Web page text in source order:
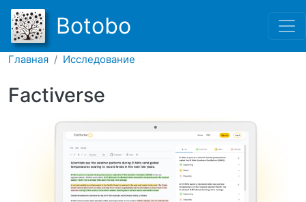
Перейти к основному
Botobo
Главная Исследование
Factiverse